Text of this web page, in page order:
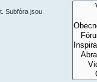
Subfóra jsou